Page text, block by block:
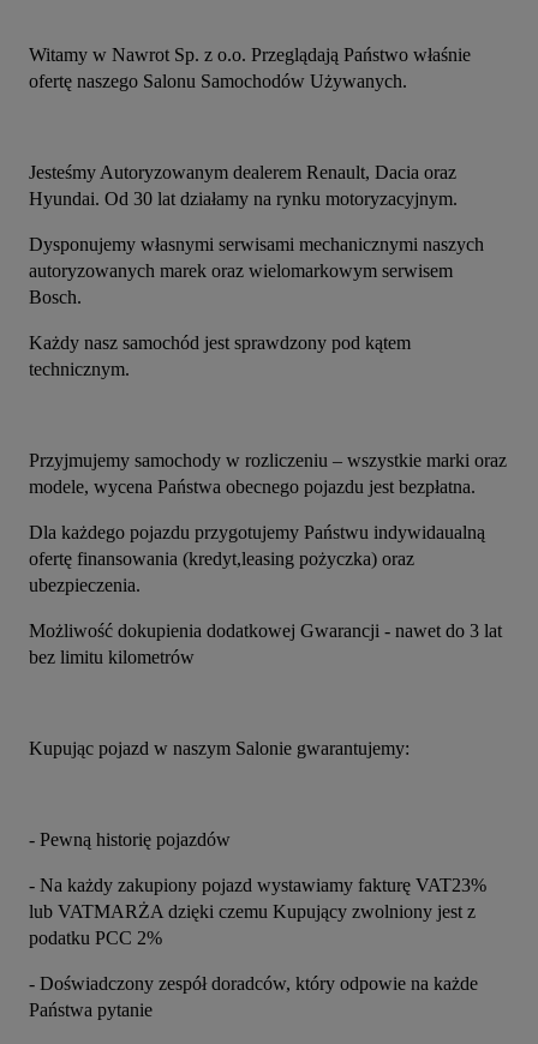
Witamy w Nawrot Sp. z o.o. Przeglądają Państwo właśnie
ofertę naszego Salonu Samochodów Używanych.
Jesteśmy Autoryzowanym dealerem Renault, Dacia oraz
Hyundai. Od 30 lat działamy na rynku motoryzacyjnym.
Dysponujemy własnymi serwisami mechanicznymi naszych
autoryzowanych marek oraz wielomarkowym serwisem
Bosch.
Każdy nasz samochód jest sprawdzony pod kątem
technicznym.
Przyjmujemy samochody w rozliczeniu – wszystkie marki oraz
modele, wycena Państwa obecnego pojazdu jest bezpłatna.
Dla każdego pojazdu przygotujemy Państwu indywidaualną
ofertę finansowania (kredyt,leasing pożyczka) oraz
ubezpieczenia.
Możliwość dokupienia dodatkowej Gwarancji - nawet do 3 lat
bez limitu kilometrów
Kupując pojazd w naszym Salonie gwarantujemy:
- Pewną historię pojazdów
- Na każdy zakupiony pojazd wystawiamy fakturę VAT23%
lub VATMARŻA dzięki czemu Kupujący zwolniony jest z
podatku PCC 2%
- Doświadczony zespół doradców, który odpowie na każde
Państwa pytanie